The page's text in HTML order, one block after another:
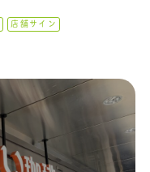
店舗サイン